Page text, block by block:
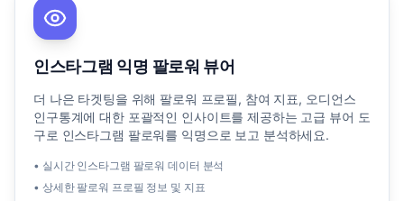
인스타그램 익명 팔로워 뷰어
더 나은 타겟팅을 위해 팔로워 프로필, 참여 지표, 오디언스
인구통계에 대한 포괄적인 인사이트를 제공하는 고급 뷰어 도
구로 인스타그램 팔로워를 익명으로 보고 분석하세요.
• 실시간 인스타그램 팔로워 데이터 분석
• 상세한 팔로워 프로필 정보 및 지표